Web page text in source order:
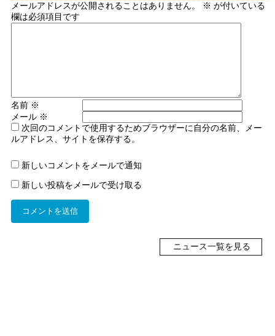
メールアドレスが公開されることはありません。 ※ が付いている
欄は必須項目です
名前 ※
メール ※
次回のコメントで使用するためブラウザーに自分の名前、メー
ルアドレス、サイトを保存する。
新しいコメントをメールで通知
新しい投稿をメールで受け取る
ニュース一覧を見る